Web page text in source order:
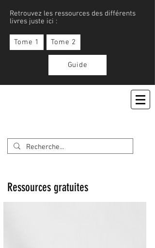
Retrouvez les ressources des différents
livres juste ici :
Tome 1 Tome 2
Guide
Ressources gratuites